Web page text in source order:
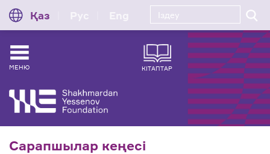
Қаз
МЕНЮ КІТАПТАР
Сарапшылар кеңесі